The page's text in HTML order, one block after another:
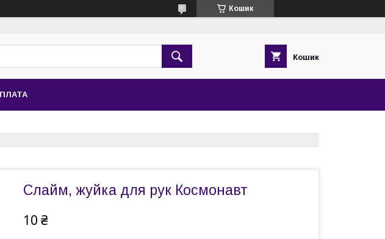
Кошик
Кошик
Слайм, жуйка для рук Космонавт
10 ₴